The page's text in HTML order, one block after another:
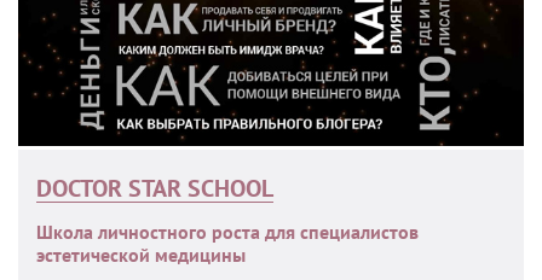
DOCTOR STAR SCHOOL
Школа личностного роста для специалистов
эстетической медицины